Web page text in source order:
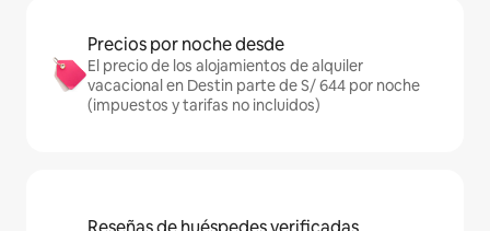
Precios por noche desde
El precio de los alojamientos de alquiler
vacacional en Destin parte de S/ 644 por noche
(impuestos y tarifas no incluidos)